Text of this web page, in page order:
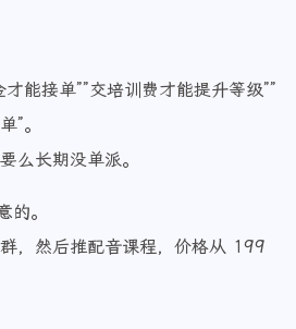
能接单””交培训费才能提升等级””
”。
么长期没单派。
的。
，然后推配音课程，价格从 199